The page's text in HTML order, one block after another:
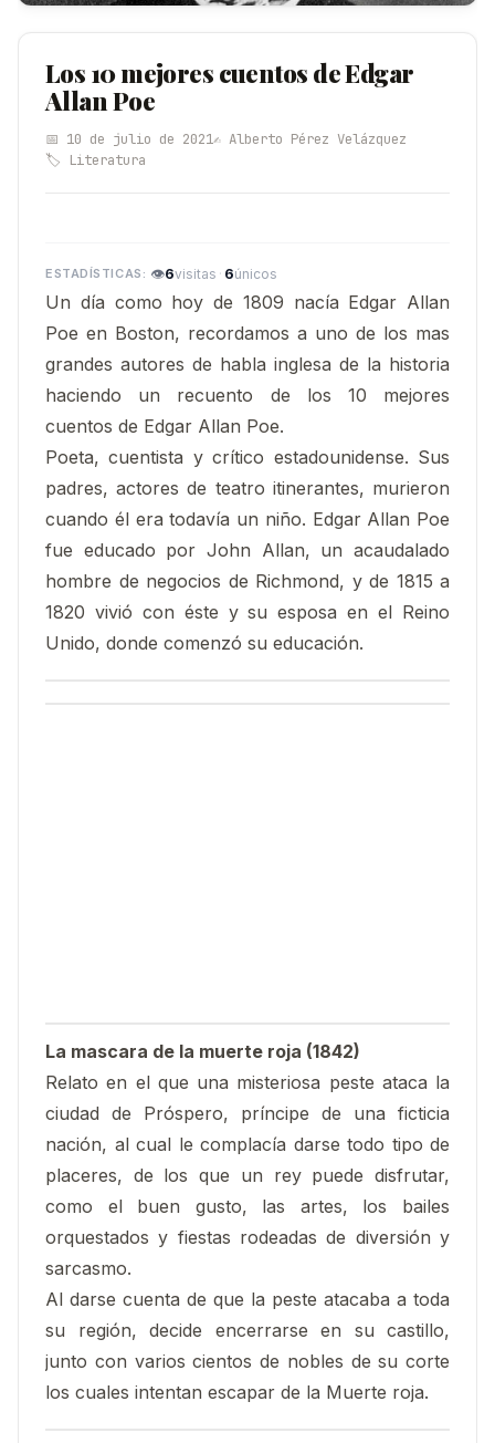
Los 10 mejores cuentos de Edgar
Allan Poe
📅 10 de julio de 2021✍️ Alberto Pérez Velázquez
🏷️ Literatura
👁6visitas · 6únicos
Un día como hoy de 1809 nacía Edgar Allan
Poe en Boston, recordamos a uno de los mas
grandes autores de habla inglesa de la historia
haciendo un recuento de los 10 mejores
cuentos de Edgar Allan Poe.
Poeta, cuentista y crítico estadounidense. Sus
padres, actores de teatro itinerantes, murieron
cuando él era todavía un niño. Edgar Allan Poe
fue educado por John Allan, un acaudalado
hombre de negocios de Richmond, y de 1815 a
1820 vivió con éste y su esposa en el Reino
Unido, donde comenzó su educación.
La mascara de la muerte roja (1842)
Relato en el que una misteriosa peste ataca la
ciudad de Próspero, príncipe de una ficticia
nación, al cual le complacía darse todo tipo de
placeres, de los que un rey puede disfrutar,
como el buen gusto, las artes, los bailes
orquestados y fiestas rodeadas de diversión y
sarcasmo.
Al darse cuenta de que la peste atacaba a toda
su región, decide encerrarse en su castillo,
junto con varios cientos de nobles de su corte
los cuales intentan escapar de la Muerte roja.